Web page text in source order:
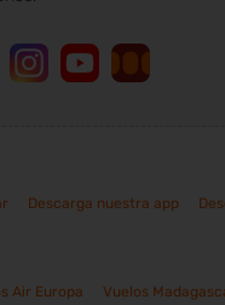
Descarga nuestra app
Air Europa Vuelos